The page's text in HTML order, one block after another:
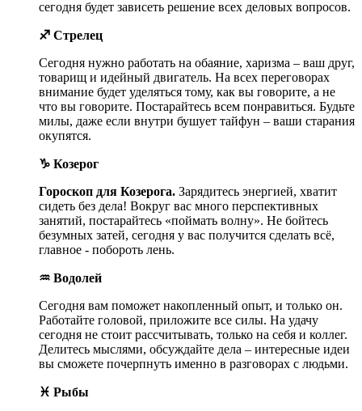
сегодня будет зависеть решение всех деловых вопросов.
♐ Стрелец
Сегодня нужно работать на обаяние, харизма – ваш друг,
товарищ и идейный двигатель. На всех переговорах
внимание будет уделяться тому, как вы говорите, а не
что вы говорите. Постарайтесь всем понравиться. Будьте
милы, даже если внутри бушует тайфун – ваши старания
окупятся.
♑ Козерог
Гороскоп для Козерога. Зарядитесь энергией, хватит
сидеть без дела! Вокруг вас много перспективных
занятий, постарайтесь «поймать волну». Не бойтесь
безумных затей, сегодня у вас получится сделать всё,
главное - побороть лень.
♒ Водолей
Сегодня вам поможет накопленный опыт, и только он.
Работайте головой, приложите все силы. На удачу
сегодня не стоит рассчитывать, только на себя и коллег.
Делитесь мыслями, обсуждайте дела – интересные идеи
вы сможете почерпнуть именно в разговорах с людьми.
♓ Рыбы